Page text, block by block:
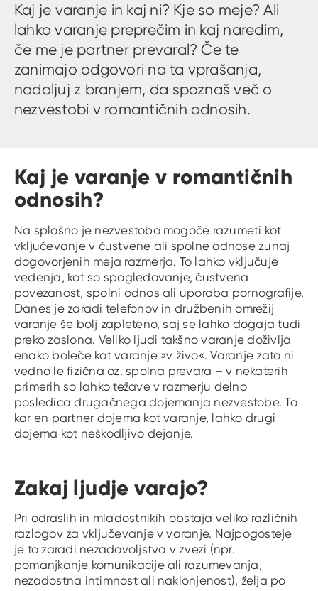
Kaj je varanje in kaj ni? Kje so meje? Ali
lahko varanje preprečim in kaj naredim,
če me je partner prevaral? Če te
zanimajo odgovori na ta vprašanja,
nadaljuj z branjem, da spoznaš več o
nezvestobi v romantičnih odnosih.
Kaj je varanje v romantičnih
odnosih?
Na splošno je nezvestobo mogoče razumeti kot
vključevanje v čustvene ali spolne odnose zunaj
dogovorjenih meja razmerja. To lahko vključuje
vedenja, kot so spogledovanje, čustvena
povezanost, spolni odnos ali uporaba pornografije.
Danes je zaradi telefonov in družbenih omrežij
varanje še bolj zapleteno, saj se lahko dogaja tudi
preko zaslona. Veliko ljudi takšno varanje doživlja
enako boleče kot varanje »v živo«. Varanje zato ni
vedno le fizična oz. spolna prevara – v nekaterih
primerih so lahko težave v razmerju delno
posledica drugačnega dojemanja nezvestobe. To
kar en partner dojema kot varanje, lahko drugi
dojema kot neškodljivo dejanje.
Zakaj ljudje varajo?
Pri odraslih in mladostnikih obstaja veliko različnih
razlogov za vključevanje v varanje. Najpogosteje
je to zaradi nezadovoljstva v zvezi (npr.
pomanjkanje komunikacije ali razumevanja,
nezadostna intimnost ali naklonjenost), želja po